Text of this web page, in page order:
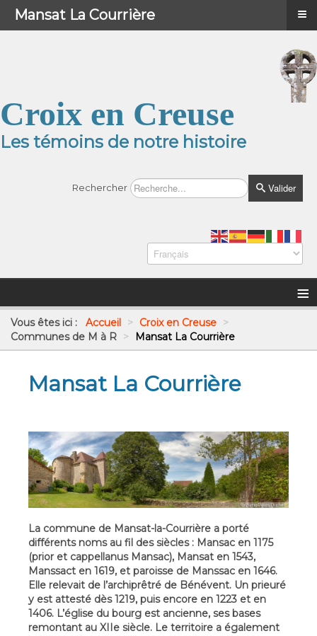
Croix en Creuse
Les témoins de notre histoire
Rechercher Valider
≡
Vous êtes ici : Accueil > Croix en Creuse >
Communes de M à R > Mansat La Courrière
Mansat La Courrière
La commune de Mansat-la-Courrière a porté
différents noms au fil des siècles : Mansac en 1175
(prior et cappellanus Mansac), Mansat en 1543,
Manssact en 1619, et paroisse de Manssac en 1646.
Elle relevait de l’archiprêtré de Bénévent. Un prieuré
y est attesté dès 1219, puis encore en 1223 et en
1406. L’église du bourg est ancienne, ses bases
remontant au XIIe siècle. Le territoire a également
Menu ≡
Mansat La Courrière ≡